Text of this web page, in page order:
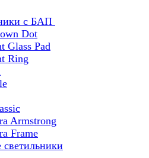
с БАП
Dot
Glass Pad
Ring
Armstrong
Frame